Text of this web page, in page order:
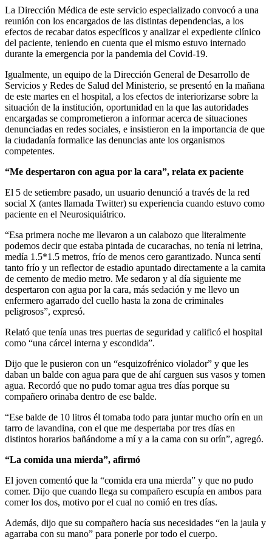
La Dirección Médica de este servicio especializado convocó a una
reunión con los encargados de las distintas dependencias, a los
efectos de recabar datos específicos y analizar el expediente clínico
del paciente, teniendo en cuenta que el mismo estuvo internado
durante la emergencia por la pandemia del Covid-19.
Igualmente, un equipo de la Dirección General de Desarrollo de
Servicios y Redes de Salud del Ministerio, se presentó en la mañana
de este martes en el hospital, a los efectos de interiorizarse sobre la
situación de la institución, oportunidad en la que las autoridades
encargadas se comprometieron a informar acerca de situaciones
denunciadas en redes sociales, e insistieron en la importancia de que
la ciudadanía formalice las denuncias ante los organismos
competentes.
“Me despertaron con agua por la cara”, relata ex paciente
El 5 de setiembre pasado, un usuario denunció a través de la red
social X (antes llamada Twitter) su experiencia cuando estuvo como
paciente en el Neurosiquiátrico.
“Esa primera noche me llevaron a un calabozo que literalmente
podemos decir que estaba pintada de cucarachas, no tenía ni letrina,
medía 1.5*1.5 metros, frío de menos cero garantizado. Nunca sentí
tanto frío y un reflector de estadio apuntado directamente a la camita
de cemento de medio metro. Me sedaron y al día siguiente me
despertaron con agua por la cara, más sedación y me llevo un
enfermero agarrado del cuello hasta la zona de criminales
peligrosos”, expresó.
Relató que tenía unas tres puertas de seguridad y calificó el hospital
como “una cárcel interna y escondida”.
Dijo que le pusieron con un “esquizofrénico violador” y que les
daban un balde con agua para que de ahí carguen sus vasos y tomen
agua. Recordó que no pudo tomar agua tres días porque su
compañero orinaba dentro de ese balde.
“Ese balde de 10 litros él tomaba todo para juntar mucho orín en un
tarro de lavandina, con el que me despertaba por tres días en
distintos horarios bañándome a mí y a la cama con su orín”, agregó.
“La comida una mierda”, afirmó
El joven comentó que la “comida era una mierda” y que no pudo
comer. Dijo que cuando llega su compañero escupía en ambos para
comer los dos, motivo por el cual no comió en tres días.
Además, dijo que su compañero hacía sus necesidades “en la jaula y
agarraba con su mano” para ponerle por todo el cuerpo.